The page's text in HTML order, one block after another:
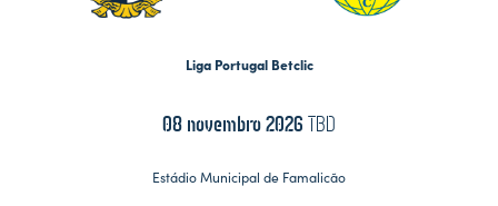
Liga Portugal Betclic
08 novembro 2026 TBD
Estádio Municipal de Famalicão